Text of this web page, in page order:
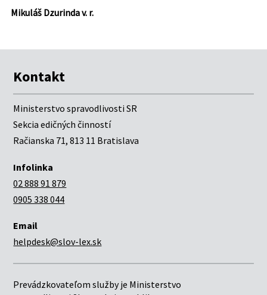
Mikuláš Dzurinda v. r.
Kontakt
Ministerstvo spravodlivosti SR
Sekcia edičných činností
Račianska 71, 813 11 Bratislava
Infolinka
02 888 91 879
0905 338 044
Email
helpdesk@slov-lex.sk
Prevádzkovateľom služby je Ministerstvo